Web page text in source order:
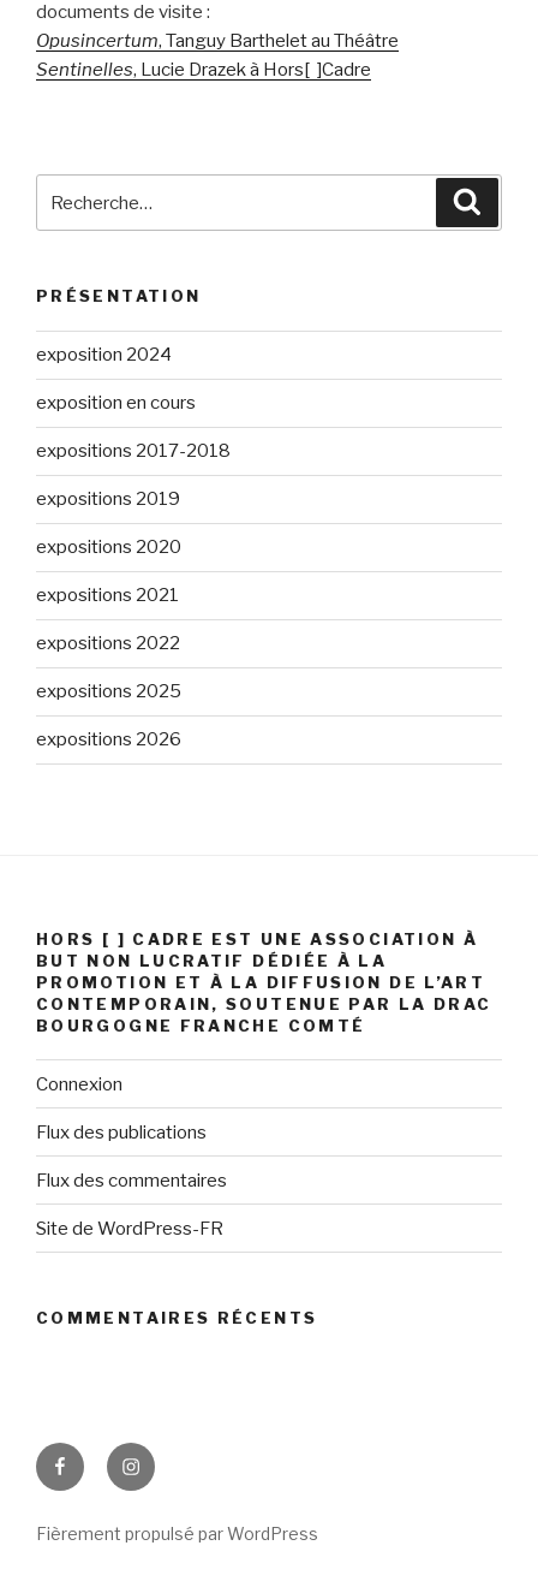
documents de visite :
Opusincertum, Tanguy Barthelet au Théâtre
Sentinelles, Lucie Drazek à Hors[ ]Cadre
pour
PRÉSENTATION
exposition 2024
exposition en cours
expositions 2017-2018
expositions 2019
expositions 2020
expositions 2021
expositions 2022
expositions 2025
expositions 2026
HORS [ ] CADRE EST UNE ASSOCIATION À
BUT NON LUCRATIF DÉDIÉE À LA
PROMOTION ET À LA DIFFUSION DE L’ART
CONTEMPORAIN, SOUTENUE PAR LA DRAC
BOURGOGNE FRANCHE COMTÉ
Connexion
Flux des publications
Flux des commentaires
Site de WordPress-FR
COMMENTAIRES RÉCENTS
facebookinstagram
Fièrement propulsé par WordPress